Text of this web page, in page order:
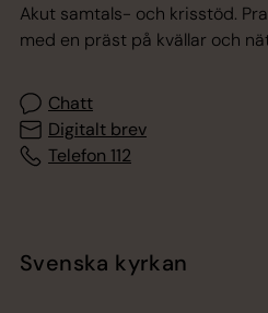
Akut samtals- och krisstöd.
med en präst på kvällar och
Chatt
Digitalt brev
Telefon 112
Svenska kyrkan